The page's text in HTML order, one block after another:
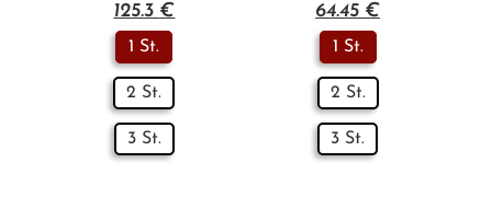
125.3 €
1 St.
2 St.
3 St.
64.45 €
1 St.
2 St.
3 St.